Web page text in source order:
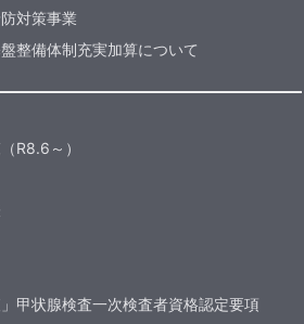
対策事業
整備体制充実加算について
R8.6～）
甲状腺検査一次検査者資格認定要項